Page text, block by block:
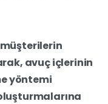
müşterilerin
avuç içlerinin
yöntemi